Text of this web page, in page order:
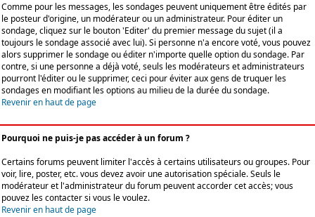
Comme pour les messages, les sondages peuvent uniquement être édités par
le posteur d'origine, un modérateur ou un administrateur. Pour éditer un
sondage, cliquez sur le bouton 'Editer' du premier message du sujet (il a
toujours le sondage associé avec lui). Si personne n'a encore voté, vous pouvez
alors supprimer le sondage ou éditer n'importe quelle option du sondage. Par
contre, si une personne a déjà voté, seuls les modérateurs et administrateurs
pourront l'éditer ou le supprimer, ceci pour éviter aux gens de truquer les
sondages en modifiant les options au milieu de la durée du sondage.
Revenir en haut de page
Pourquoi ne puis-je pas accéder à un forum ?
Certains forums peuvent limiter l'accès à certains utilisateurs ou groupes. Pour
voir, lire, poster, etc. vous devez avoir une autorisation spéciale. Seuls le
modérateur et l'administrateur du forum peuvent accorder cet accès; vous
pouvez les contacter si vous le voulez.
Revenir en haut de page